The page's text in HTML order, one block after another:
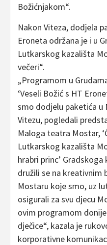
Božićnjakom“.
Nakon Viteza, dodjela
Eroneta održana je i u
Lutkarskog kazališta
večeri“.
„Programom u
‘Veseli Božić s HT
smo dodjelu paketića u
Vitezu, pogledali
Maloga teatra Mostar,
Lutkarskog kazališta
hrabri princ’
družili se na kreativnim
Mostaru koje smo, uz
osigurali za svu djecu
ovim programom
dječice“, kazala je
korporativne